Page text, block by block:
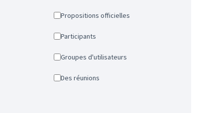
Propositions officielles
Participants
Groupes d'utilisateurs
Des réunions